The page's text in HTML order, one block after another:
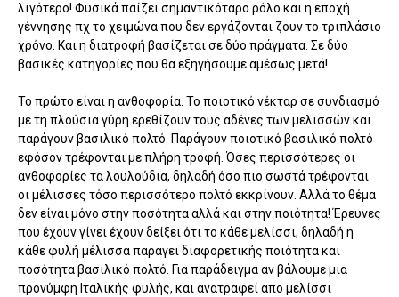
λιγότερο! Φυσικά παίζει σημαντικόταρο ρόλο και η εποχή
γέννησης πχ το χειμώνα που δεν εργάζονται ζουν το τριπλάσιο
χρόνο. Και η διατροφή βασίζεται σε δύο πράγματα. Σε δύο
βασικές κατηγορίες που θα εξηγήσουμε αμέσως μετά!
Το πρώτο είναι η ανθοφορία. Το ποιοτικό νέκταρ σε συνδιασμό
με τη πλούσια γύρη ερεθίζουν τους αδένες των μελισσών και
παράγουν βασιλικό πολτό. Παράγουν ποιοτικό βασιλικό πολτό
εφόσον τρέφονται με πλήρη τροφή. Όσες περισσότερες οι
ανθοφορίες τα λουλούδια, δηλαδή όσο πιο σωστά τρέφονται
οι μέλισσες τόσο περισσότερο πολτό εκκρίνουν. Αλλά το θέμα
δεν είναι μόνο στην ποσότητα αλλά και στην ποιότητα! Έρευνες
που έχουν γίνει έχουν δείξει ότι το κάθε μελίσσι, δηλαδή η
κάθε φυλή μέλισσα παράγει διαφορετικής ποιότητα και
ποσότητα βασιλικό πολτό. Για παράδειγμα αν βάλουμε μια
προνύμφη Ιταλικής φυλής, και ανατραφεί απο μελίσσι